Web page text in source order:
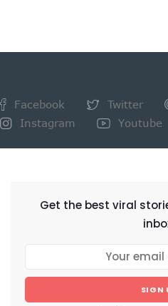
Facebook Twitter
Instagram
Youtube
Get the best viral
SIGN